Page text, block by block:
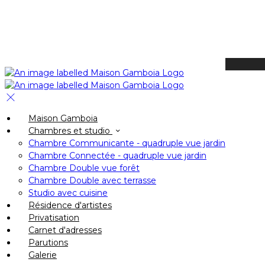
Maison Gamboia
Chambres et studio
Chambre Communicante - quadruple vue jardin
Chambre Connectée - quadruple vue jardin
Chambre Double vue forêt
Chambre Double avec terrasse
Studio avec cuisine
Résidence d'artistes
Privatisation
Carnet d'adresses
Parutions
Galerie
Book your stay
Check Out
Adults
Children
+